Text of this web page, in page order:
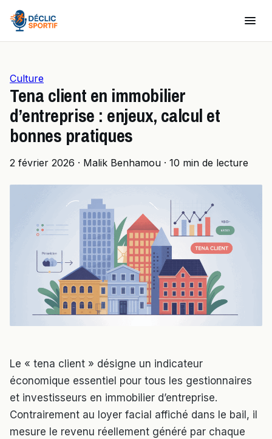
Culture
Tena client en immobilier
d’entreprise : enjeux, calcul et
bonnes pratiques
2 février 2026 · Malik Benhamou · 10 min de lecture
Le « tena client » désigne un indicateur
économique essentiel pour tous les gestionnaires
et investisseurs en immobilier d’entreprise.
Contrairement au loyer facial affiché dans le bail, il
mesure le revenu réellement généré par chaque